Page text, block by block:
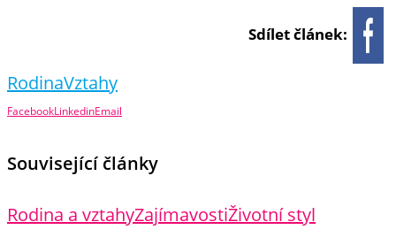
Sdílet článek:
RodinaVztahy
FacebookLinkedinEmail
Související články
Rodina a vztahyZajímavostiŽivotní styl